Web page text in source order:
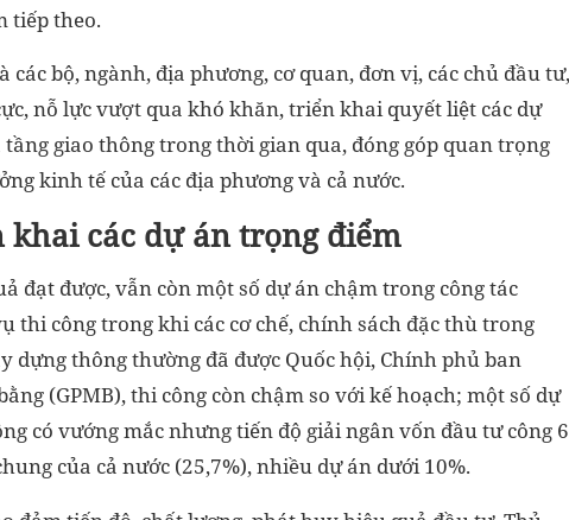
tiếp theo.
bộ, ngành, địa phương, cơ quan, đơn vị, các chủ đầu tư,
nỗ lực vượt qua khó khăn, triển khai quyết liệt các dự
giao thông trong thời gian qua, đóng góp quan trọng
kinh tế của các địa phương và cả nước.
các dự án trọng điểm
đạt được, vẫn còn một số dự án chậm trong công tác
thi công trong khi các cơ chế, chính sách đặc thù trong
dựng thông thường đã được Quốc hội, Chính phủ ban
(GPMB), thi công còn chậm so với kế hoạch; một số dự
có vướng mắc nhưng tiến độ giải ngân vốn đầu tư công 6
của cả nước (25,7%), nhiều dự án dưới 10%.